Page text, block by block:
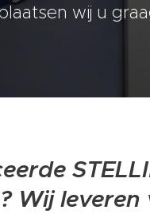
wij u
Wij